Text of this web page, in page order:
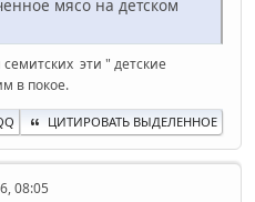
мясо на детском
эти " детские
в покое.
ЦИТИРОВАТЬ ВЫДЕЛЕННОЕ
08:05